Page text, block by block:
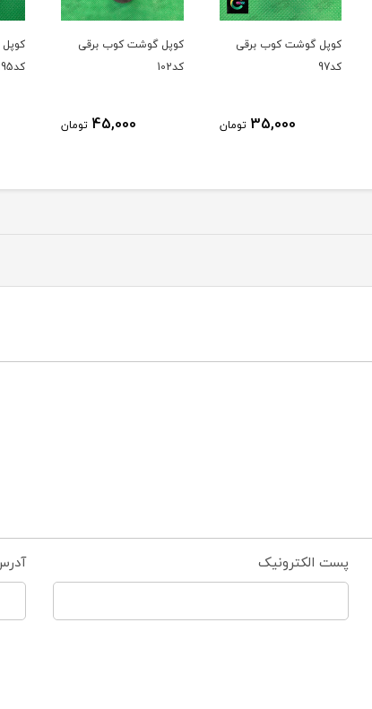
کوپل گوشت کوب برقی
کد97
35,000 تومان
کوپل گوشت کوب برقی
کد102
45,000 تومان
کد95
پست الکترونیک